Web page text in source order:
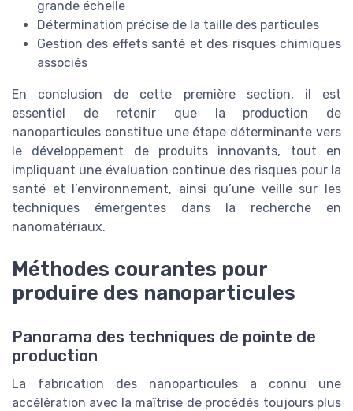
grande échelle
Détermination précise de la taille des particules
Gestion des effets santé et des risques chimiques
associés
En conclusion de cette première section, il est
essentiel de retenir que la production de
nanoparticules constitue une étape déterminante vers
le développement de produits innovants, tout en
impliquant une évaluation continue des risques pour la
santé et l’environnement, ainsi qu’une veille sur les
techniques émergentes dans la recherche en
nanomatériaux.
Méthodes courantes pour
produire des nanoparticules
Panorama des techniques de pointe de
production
La fabrication des nanoparticules a connu une
accélération avec la maîtrise de procédés toujours plus